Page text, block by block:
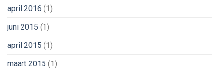
april 2016 (1)
juni 2015 (1)
april 2015 (1)
maart 2015 (1)